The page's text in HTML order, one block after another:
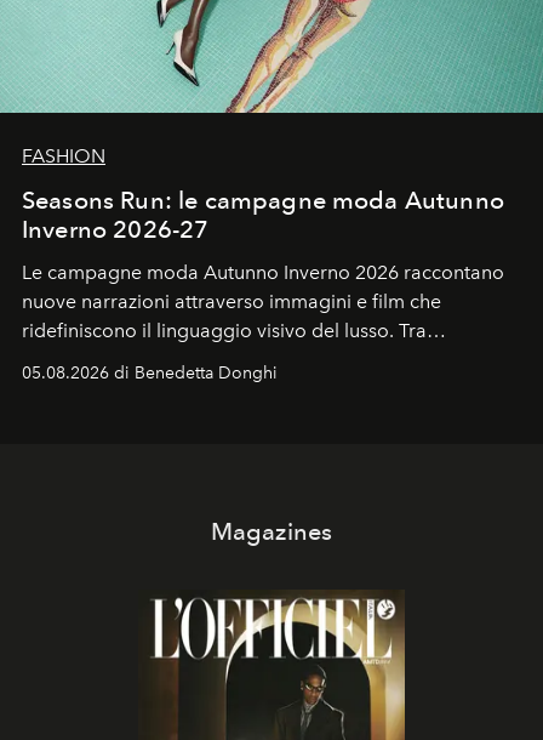
FASHION
Seasons Run: le campagne moda Autunno
Inverno 2026-27
Le campagne moda Autunno Inverno 2026 raccontano
nuove narrazioni attraverso immagini e film che
ridefiniscono il linguaggio visivo del lusso. Tra
contemporanea e storytelling d'autore, le maison
05.08.2026 di Benedetta Donghi
Magazines